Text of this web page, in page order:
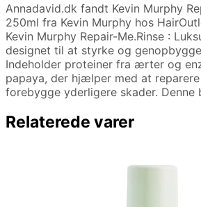
Annadavid.dk fandt Kevin Murphy
250ml fra Kevin Murphy hos
Kevin Murphy Repair-Me.Rinse :
designet til at styrke og
Indeholder proteiner fra ærter og
papaya, der hjælper med at
forebygge yderligere skader. Denne
Relaterede varer